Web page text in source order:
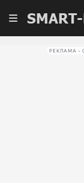
РЕКЛАМА •